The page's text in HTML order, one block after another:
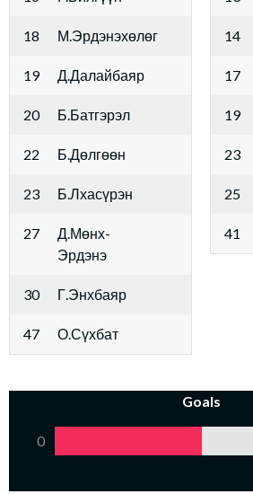
18 М.Эрдэнэхөлөг
19 Д.Далайбаяр
20 Б.Батгэрэл
22 Б.Дөлгөөн
23 Б.Лхасүрэн
27
Д.Мөнх-
Эрдэнэ
30 Г.Энхбаяр
47 О.Сүхбат
14
17
19
23
25
41
Goals
0